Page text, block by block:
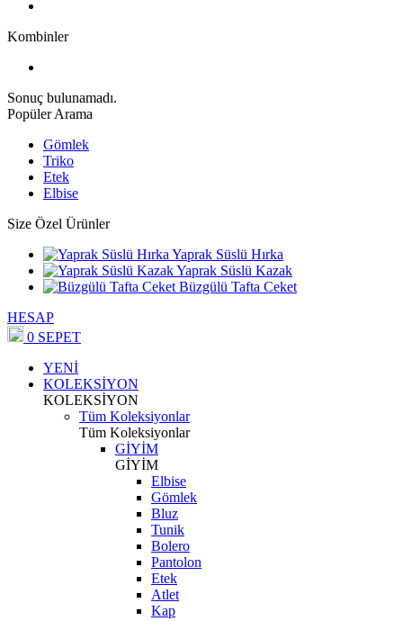
Kombinler
Sonuç bulunamadı.
Popüler Arama
Gömlek
Triko
Etek
Elbise
Size Özel Ürünler
Yaprak Süslü Hırka
Yaprak Süslü Kazak
Büzgülü Tafta Ceket
HESAP
0 SEPET
YENİ
KOLEKSİYON
KOLEKSİYON
Tüm Koleksiyonlar
Tüm Koleksiyonlar
GİYİM
GİYİM
Elbise
Gömlek
Bluz
Tunik
Bolero
Pantolon
Etek
Atlet
Kap